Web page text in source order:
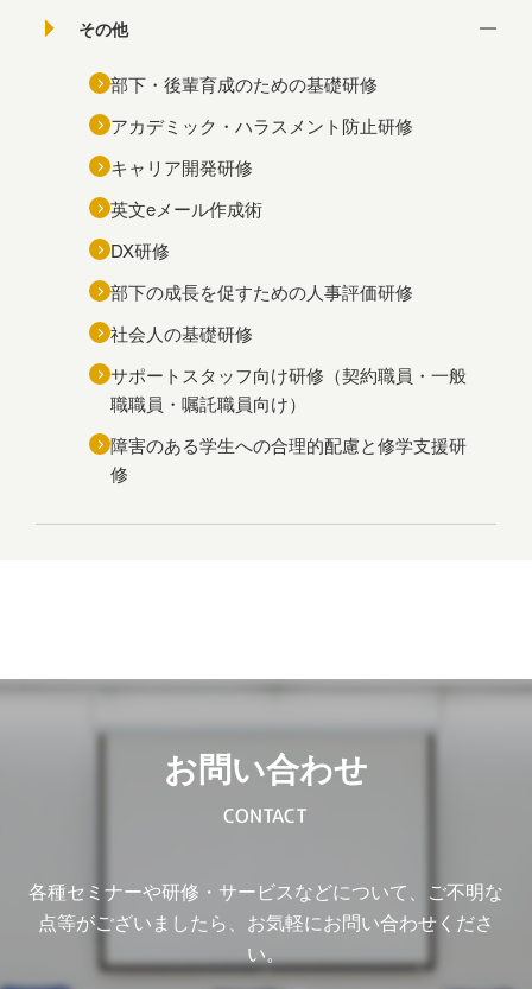
その他
部下・後輩育成のための基礎研修
アカデミック・ハラスメント防止研修
キャリア開発研修
英文eメール作成術
DX研修
部下の成長を促すための人事評価研修
社会人の基礎研修
サポートスタッフ向け研修（契約職員・一般
職職員・嘱託職員向け）
障害のある学生への合理的配慮と修学支援研
修
お問い合わせ
CONTACT
各種セミナーや研修・サービスなどについて、ご不明な
点等がございましたら、お気軽にお問い合わせくださ
い。